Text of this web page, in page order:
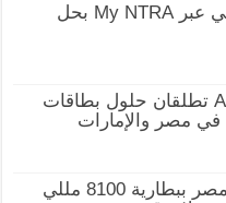
عودة خدمة أرقامي عبر My NTRA بحل
Mastercard وAFS تطلقان حلول بطاقات
في مصر والإمارات
vivo Y500 يصل مصر ببطارية 8100 مللي